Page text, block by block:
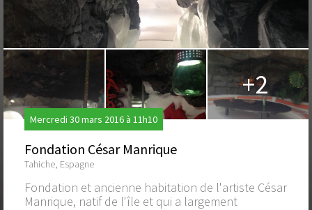
+2
Mercredi 30 mars 2016 à 11h10
Fondation César Manrique
Tahiche, Espagne
Fondation et ancienne habitation de l'artiste César
Manrique, natif de l'île et qui a largement